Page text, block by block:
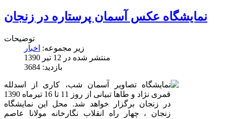
نمایشگاه عکس آسمان پرستاره در زنجان
توضیحات
زیر مجموعه: اخبار
منتشر شده در 12 تیر 1390
بازدید: 3684
نمایشگاه تصاویر آسمان شب، کاری از اسدلله
قمری نژاد و طاها تبیانی از روز 11 تا 16 تیرماه 1390
در زنجان برگزار خواهد شد. محل این نمایشگاه
زنجان ، چهار راه انقلاب نگارخانه مولانا عاصم